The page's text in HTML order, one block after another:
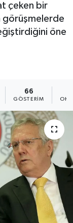
çeken bir
görüşmelerde
öne
66
GÖSTERIM